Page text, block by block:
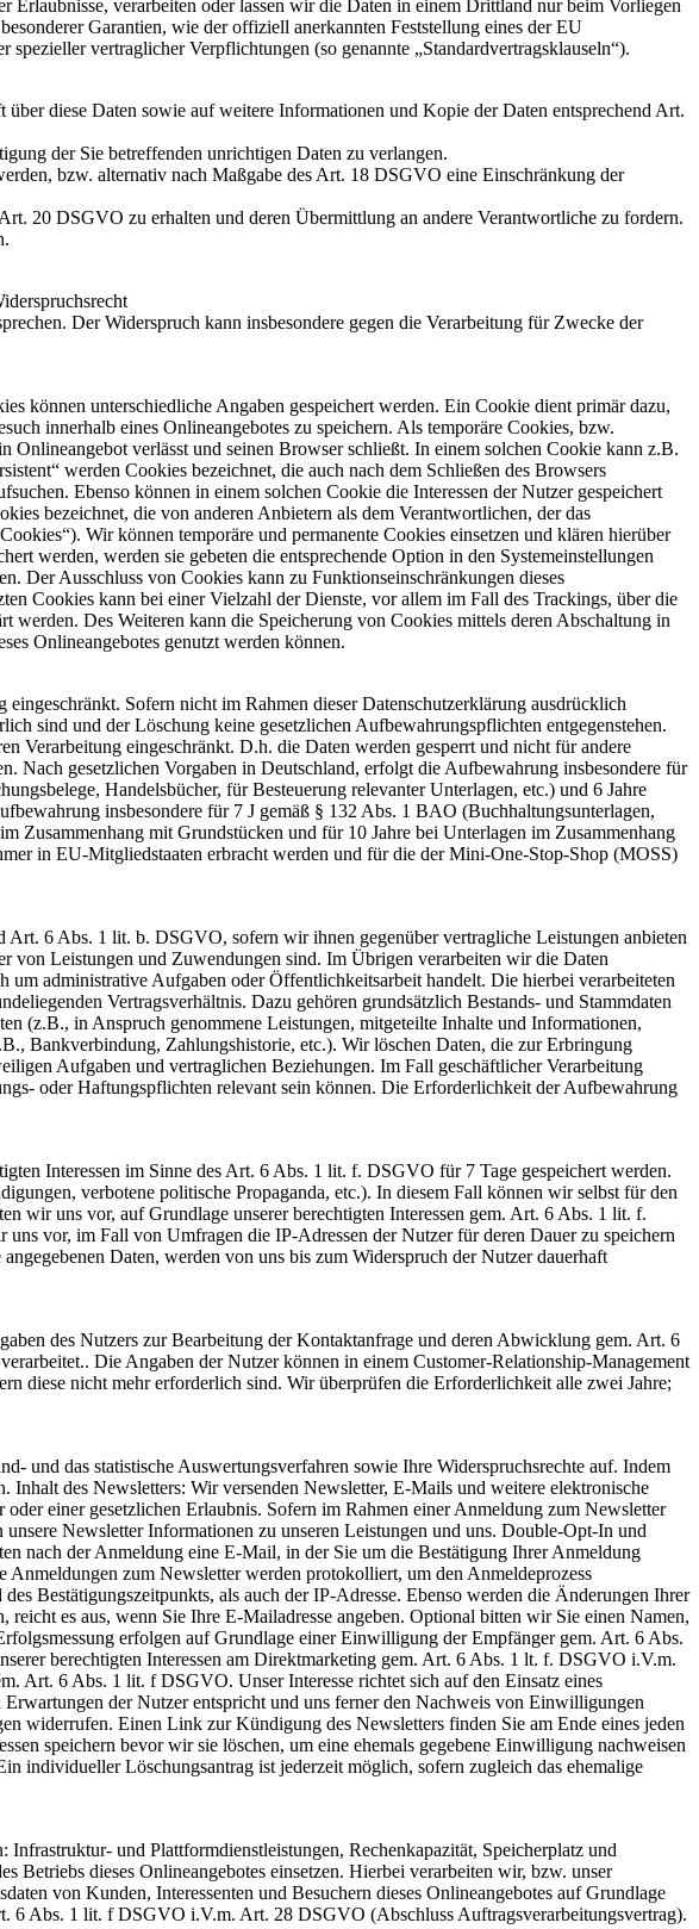
Erlaubnisse, verarbeiten oder lassen wir die Daten in einem Drittland nur beim Vorliegen
Garantien, wie der offiziell anerkannten Feststellung eines der EU
vertraglicher Verpflichtungen (so genannte „Standardvertragsklauseln“).
diese Daten sowie auf weitere Informationen und Kopie der Daten entsprechend Art.
der Sie betreffenden unrichtigen Daten zu verlangen.
bzw. alternativ nach Maßgabe des Art. 18 DSGVO eine Einschränkung der
20 DSGVO zu erhalten und deren Übermittlung an andere Verantwortliche zu fordern.
Der Widerspruch kann insbesondere gegen die Verarbeitung für Zwecke der
können unterschiedliche Angaben gespeichert werden. Ein Cookie dient primär dazu,
innerhalb eines Onlineangebotes zu speichern. Als temporäre Cookies, bzw.
Onlineangebot verlässt und seinen Browser schließt. In einem solchen Cookie kann z.B.
werden Cookies bezeichnet, die auch nach dem Schließen des Browsers
Ebenso können in einem solchen Cookie die Interessen der Nutzer gespeichert
bezeichnet, die von anderen Anbietern als dem Verantwortlichen, der das
Wir können temporäre und permanente Cookies einsetzen und klären hierüber
werden, werden sie gebeten die entsprechende Option in den Systemeinstellungen
Der Ausschluss von Cookies kann zu Funktionseinschränkungen dieses
Cookies kann bei einer Vielzahl der Dienste, vor allem im Fall des Trackings, über die
Des Weiteren kann die Speicherung von Cookies mittels deren Abschaltung in
Onlineangebotes genutzt werden können.
Sofern nicht im Rahmen dieser Datenschutzerklärung ausdrücklich
sind und der Löschung keine gesetzlichen Aufbewahrungspflichten entgegenstehen.
Verarbeitung eingeschränkt. D.h. die Daten werden gesperrt und nicht für andere
Nach gesetzlichen Vorgaben in Deutschland, erfolgt die Aufbewahrung insbesondere für
Handelsbücher, für Besteuerung relevanter Unterlagen, etc.) und 6 Jahre
insbesondere für 7 J gemäß § 132 Abs. 1 BAO (Buchhaltungsunterlagen,
Zusammenhang mit Grundstücken und für 10 Jahre bei Unterlagen im Zusammenhang
in EU-Mitgliedstaaten erbracht werden und für die der Mini-One-Stop-Shop (MOSS)
Art. 6 Abs. 1 lit. b. DSGVO, sofern wir ihnen gegenüber vertragliche Leistungen anbieten
von Leistungen und Zuwendungen sind. Im Übrigen verarbeiten wir die Daten
administrative Aufgaben oder Öffentlichkeitsarbeit handelt. Die hierbei verarbeiteten
Vertragsverhältnis. Dazu gehören grundsätzlich Bestands- und Stammdaten
(z.B., in Anspruch genommene Leistungen, mitgeteilte Inhalte und Informationen,
Bankverbindung, Zahlungshistorie, etc.). Wir löschen Daten, die zur Erbringung
Aufgaben und vertraglichen Beziehungen. Im Fall geschäftlicher Verarbeitung
oder Haftungspflichten relevant sein können. Die Erforderlichkeit der Aufbewahrung
Interessen im Sinne des Art. 6 Abs. 1 lit. f. DSGVO für 7 Tage gespeichert werden.
verbotene politische Propaganda, etc.). In diesem Fall können wir selbst für den
wir uns vor, auf Grundlage unserer berechtigten Interessen gem. Art. 6 Abs. 1 lit. f.
vor, im Fall von Umfragen die IP-Adressen der Nutzer für deren Dauer zu speichern
Daten, werden von uns bis zum Widerspruch der Nutzer dauerhaft
des Nutzers zur Bearbeitung der Kontaktanfrage und deren Abwicklung gem. Art. 6
Die Angaben der Nutzer können in einem Customer-Relationship-Management
diese nicht mehr erforderlich sind. Wir überprüfen die Erforderlichkeit alle zwei Jahre;
und das statistische Auswertungsverfahren sowie Ihre Widerspruchsrechte auf. Indem
Inhalt des Newsletters: Wir versenden Newsletter, E-Mails und weitere elektronische
einer gesetzlichen Erlaubnis. Sofern im Rahmen einer Anmeldung zum Newsletter
Newsletter Informationen zu unseren Leistungen und uns. Double-Opt-In und
nach der Anmeldung eine E-Mail, in der Sie um die Bestätigung Ihrer Anmeldung
zum Newsletter werden protokolliert, um den Anmeldeprozess
Bestätigungszeitpunkts, als auch der IP-Adresse. Ebenso werden die Änderungen Ihrer
es aus, wenn Sie Ihre E-Mailadresse angeben. Optional bitten wir Sie einen Namen,
erfolgen auf Grundlage einer Einwilligung der Empfänger gem. Art. 6 Abs.
berechtigten Interessen am Direktmarketing gem. Art. 6 Abs. 1 lt. f. DSGVO i.V.m.
Art. 6 Abs. 1 lit. f DSGVO. Unser Interesse richtet sich auf den Einsatz eines
der Nutzer entspricht und uns ferner den Nachweis von Einwilligungen
widerrufen. Einen Link zur Kündigung des Newsletters finden Sie am Ende eines jeden
speichern bevor wir sie löschen, um eine ehemals gegebene Einwilligung nachweisen
individueller Löschungsantrag ist jederzeit möglich, sofern zugleich das ehemalige
und Plattformdienstleistungen, Rechenkapazität, Speicherplatz und
Betriebs dieses Onlineangebotes einsetzen. Hierbei verarbeiten wir, bzw. unser
von Kunden, Interessenten und Besuchern dieses Onlineangebotes auf Grundlage
6 Abs. 1 lit. f DSGVO i.V.m. Art. 28 DSGVO (Abschluss Auftragsverarbeitungsvertrag).